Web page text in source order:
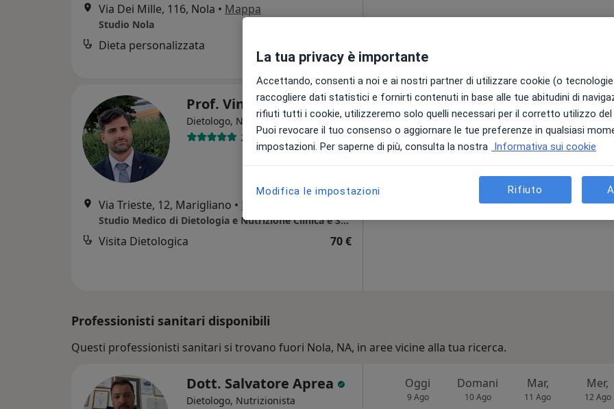
Via Dei Mille, 116, Nola • Mappa
Studio Nola
Dieta personalizzata
Prof. Vincenzo Monda
Dietologo, Nutrizionista
251 recensioni
Via Trieste, 12, Marigliano • Mappa
Studio Medico di Dietologia e Nutrizione Clinica e Sportiva
Visita Dietologica 70 €
Oggi
9 Ago
Domani
10 Ago
Mar,
11 Ago
Mer,
12 Ago
Chiedi di attivare le prenotazioni
Professionisti sanitari disponibili
Questi professionisti sanitari si trovano fuori Nola, NA, in aree vicine alla tua ricerca.
Dott. Salvatore Aprea
Dietologo, Nutrizionista
Oggi
9 Ago
Domani
10 Ago
Mar,
11 Ago
Mer,
12 Ago
La tua privacy è importante
Accettando, consenti a noi e ai nostri partner di utilizzare cookie (o
raccogliere dati statistici e fornirti contenuti in base alle tue abitudini di
rifiuti tutti i cookie, utilizzeremo solo quelli necessari per il corretto utilizzo
Puoi revocare il tuo consenso o aggiornare le tue preferenze in qualsiasi
impostazioni. Per saperne di più, consulta la nostra Informativa sui cookie
Modifica le impostazioni Rifiuto